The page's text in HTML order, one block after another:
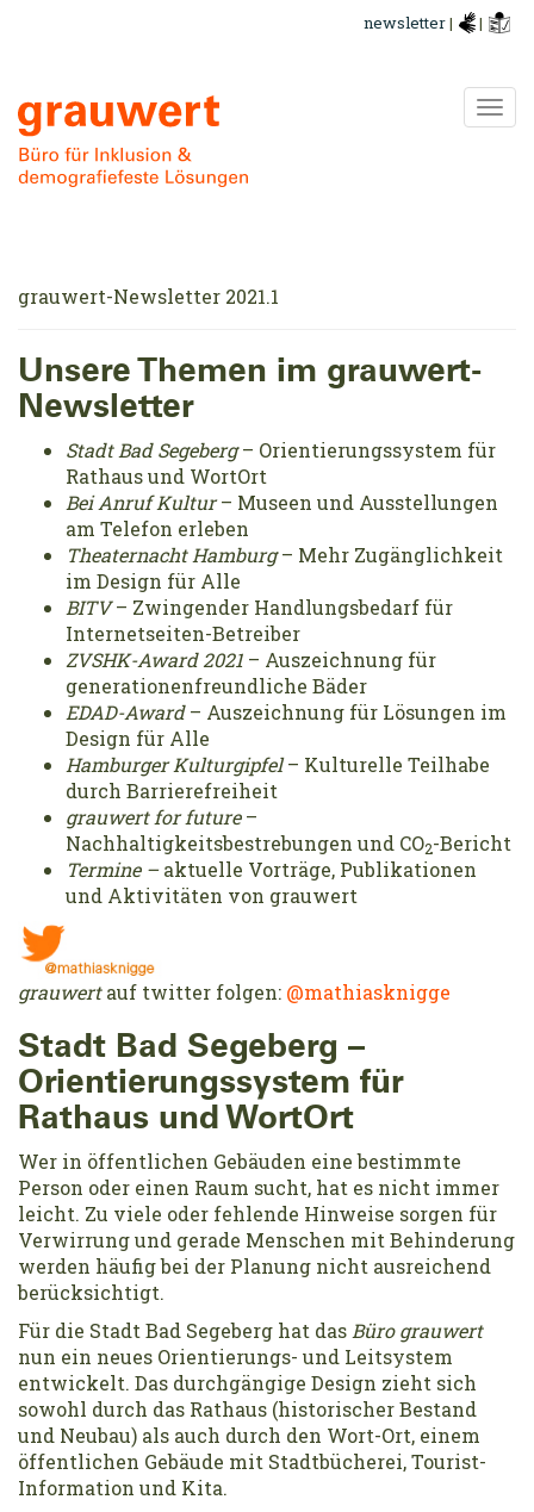
newsletter| |
grauwert-Newsletter 2021.1
Unsere Themen im grauwert-
Newsletter
Stadt Bad Segeberg– Orientierungssystem für
Rathaus und WortOrt
Bei Anruf Kultur– Museen und Ausstellungen
am Telefon erleben
Theaternacht Hamburg– Mehr Zugänglichkeit
im Design für Alle
BITV– Zwingender Handlungsbedarf für
Internetseiten-Betreiber
ZVSHK-Award 2021 – Auszeichnung für
generationenfreundliche Bäder
EDAD-Award– Auszeichnung für Lösungen im
Design für Alle
Hamburger Kulturgipfel– Kulturelle Teilhabe
durch Barrierefreiheit
grauwert for future–
Nachhaltigkeitsbestrebungen und CO2-Bericht
Termine –aktuelle Vorträge, Publikationen
und Aktivitäten von grauwert
grauwertauf twitter folgen: @mathiasknigge
Stadt Bad Segeberg –
Orientierungssystem für
Rathaus und WortOrt
Wer in öffentlichen Gebäuden eine bestimmte
Person oder einen Raum sucht, hat es nicht immer
leicht. Zu viele oder fehlende Hinweise sorgen für
Verwirrung und gerade Menschen mit Behinderung
werden häufig bei der Planung nicht ausreichend
berücksichtigt.
Für die Stadt Bad Segeberg hat das Büro grauwert
nun ein neues Orientierungs- und Leitsystem
entwickelt. Das durchgängige Design zieht sich
sowohl durch das Rathaus (historischer Bestand
und Neubau) als auch durch den Wort-Ort, einem
öffentlichen Gebäude mit Stadtbücherei, Tourist-
Information und Kita.